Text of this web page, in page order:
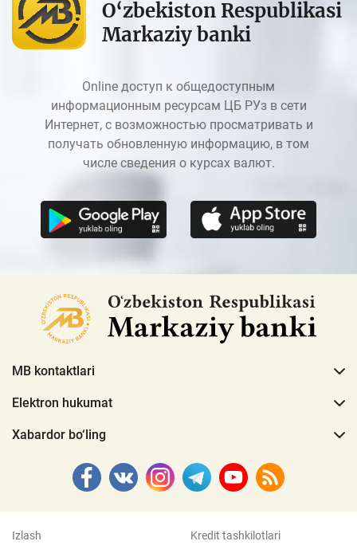
O‘zbekiston Respublikasi
Markaziy banki
Online доступ к общедоступным
информационным ресурсам ЦБ РУз в сети
Интернет, с возможностью просматривать и
получать обновленную информацию, в том
числе сведения о курсах валют.
MB kontaktlari
Elektron hukumat
Xabardor bo‘ling
Izlash Kredit tashkilotlari